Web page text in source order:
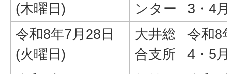
(木曜日)
ンター
3・4
令和8年7月28日
(火曜日)
大井総
合支所
令和8
4・5